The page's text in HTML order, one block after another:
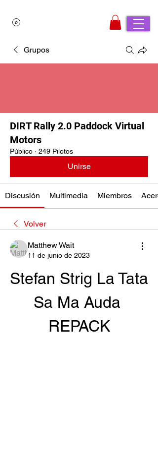
Grupos
DIRT Rally 2.0 Paddock Virtual
Motors
Público · 249 Pilotos
Unirse
Discusión Multimedia Miembros
Volver
Matthew Wait
11 de junio de 2023
Stefan Strig La Tata
Sa Ma Auda
REPACK